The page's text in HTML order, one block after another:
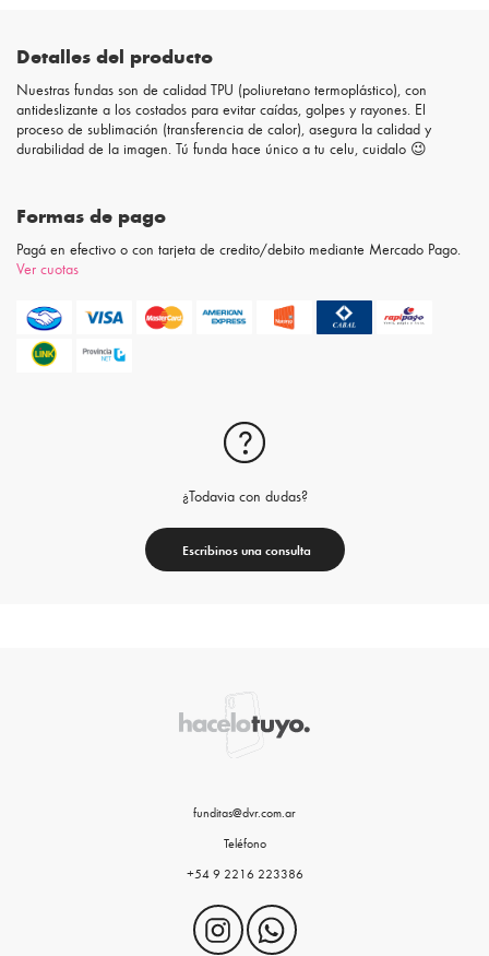
Detalles del producto
Nuestras fundas son de calidad TPU (poliuretano termoplástico), con
antideslizante a los costados para evitar caídas, golpes y rayones. El
proceso de sublimación (transferencia de calor), asegura la calidad y
durabilidad de la imagen. Tú funda hace único a tu celu, cuidalo 😉
Formas de pago
Pagá en efectivo o con tarjeta de credito/debito mediante Mercado Pago.
Ver cuotas
¿Todavia con dudas?
Escribinos una consulta
funditas@dvr.com.ar
Teléfono
+54 9 2216 223386